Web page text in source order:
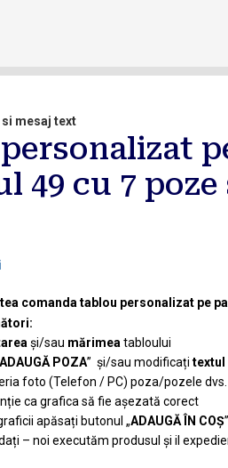
si mesaj text
49 cu 7 poze
comanda tablou personalizat pe
și/sau mărimeatabloului
ADAUGĂ POZA” și/sau modificați textul
foto (Telefon / PC) poza/pozele dvs.
ca grafica să fie așezată corect
apăsați butonul „ADAUGĂ ÎN COȘ”
– noi executăm produsul și il